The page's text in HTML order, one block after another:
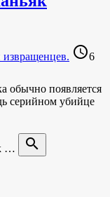
access_time6
обычно появляется
серийном убийце
… search